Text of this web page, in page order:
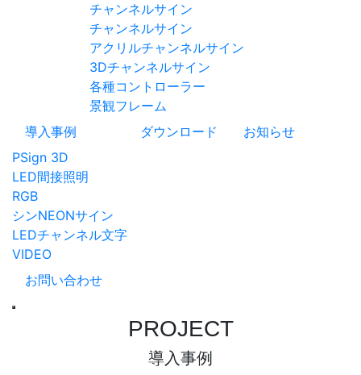
チャンネルサイン
チャンネルサイン
アクリルチャンネルサイン
3Dチャンネルサイン
各種コントローラー
景観フレーム
導入事例
PSign 3D
LED間接照明
RGB
シンNEONサイン
LEDチャンネル文字
VIDEO
ダウンロード お知らせ
お問い合わせ
PROJECT
導入事例